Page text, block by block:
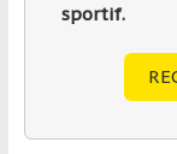
sportif.